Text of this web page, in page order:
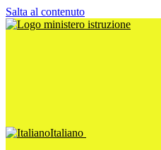
Salta al contenuto
Italiano